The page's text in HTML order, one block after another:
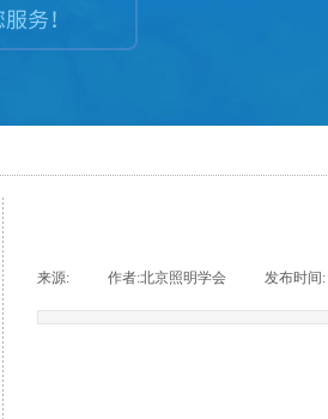
务！
来源: 作者:北京照明学会 发布时间: